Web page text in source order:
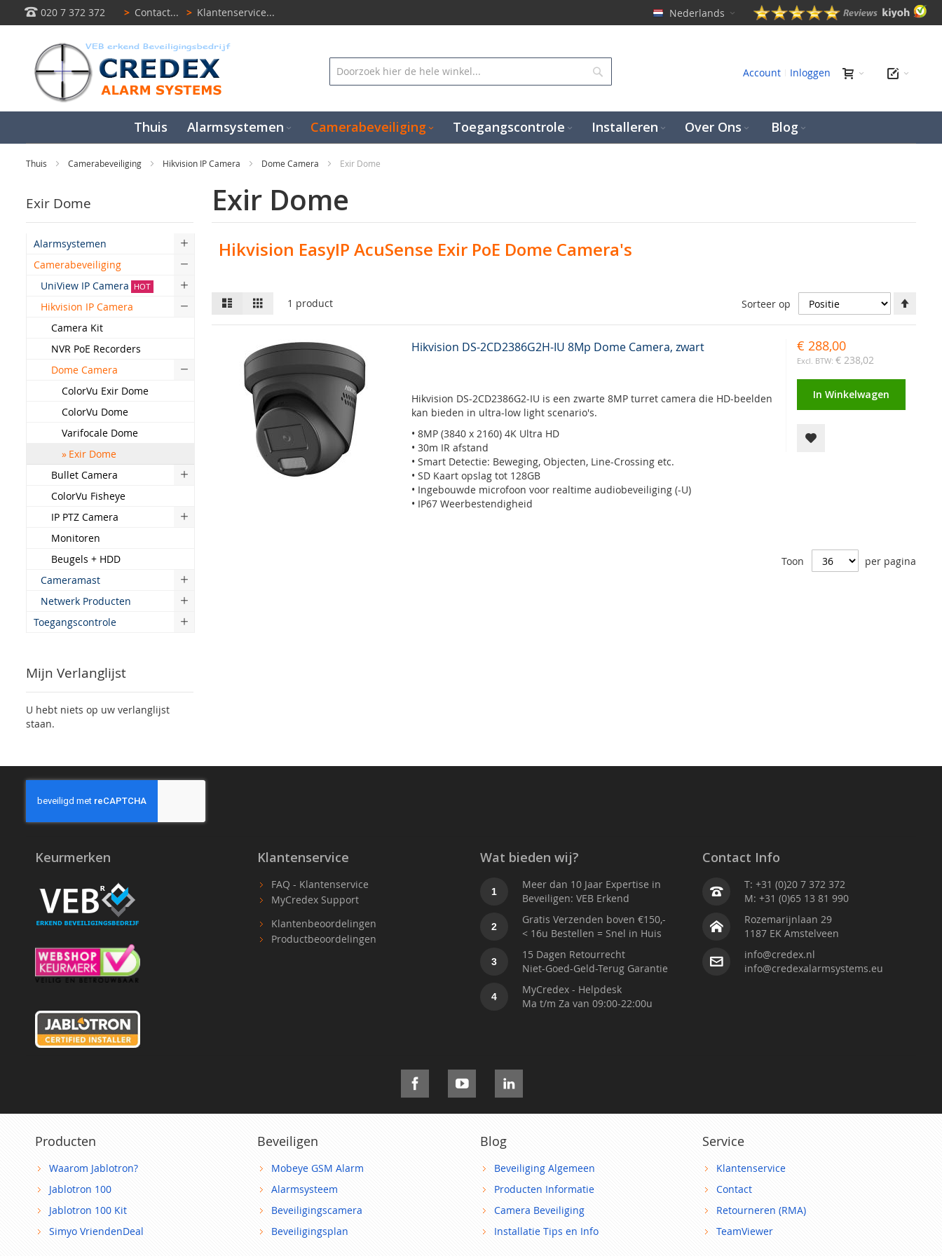
020 7 372 372 > Contact... > Klantenservice... Nederlands
Account Inloggen
Thuis Alarmsystemen Camerabeveiliging Toegangscontrole Installeren Over Ons Blog
Thuis Camerabeveiliging Hikvision IP Camera Dome Camera Exir Dome
Exir Dome
Hikvision EasyIP AcuSense Exir PoE Dome Camera's
Lijst Raster1 product Sorteer op
Hikvision DS-2CD2386G2H-IU 8Mp Dome Camera, zwart
Hikvision DS-2CD2386G2-IU is een zwarte 8MP turret camera die HD-beelden
kan bieden in ultra-low light scenario's.
• 8MP (3840 x 2160) 4K Ultra HD
• 30m IR afstand
• Smart Detectie: Beweging, Objecten, Line-Crossing etc.
• SD Kaart opslag tot 128GB
• Ingebouwde microfoon voor realtime audiobeveiliging (-U)
• IP67 Weerbestendigheid
€ 288,00
€ 238,02
In Winkelwagen
Toon per pagina
Exir Dome
Alarmsystemen
Camerabeveiliging
UniView IP Camera
HOT
Hikvision IP Camera
Camera Kit
NVR PoE Recorders
Dome Camera
ColorVu Exir Dome
ColorVu Dome
Varifocale Dome
Exir Dome
Bullet Camera
ColorVu Fisheye
IP PTZ Camera
Monitoren
Beugels + HDD
Cameramast
Netwerk Producten
Toegangscontrole
Mijn Verlanglijst
U hebt niets op uw verlanglijst
staan.
Keurmerken Klantenservice
FAQ - Klantenservice
MyCredex Support
Klantenbeoordelingen
Productbeoordelingen
Wat bieden wij?
1
Meer dan 10 Jaar Expertise in
Beveiligen: VEB Erkend
2
Gratis Verzenden boven €150,-
< 16u Bestellen = Snel in Huis
3
15 Dagen Retourrecht
Niet-Goed-Geld-Terug Garantie
4
MyCredex - Helpdesk
Ma t/m Za van 09:00-22:00u
Contact Info
T: +31 (0)20 7 372 372
M: +31 (0)65 13 81 990
Rozemarijnlaan 29
1187 EK Amstelveen
info@credex.nl
info@credexalarmsystems.eu
Producten
Waarom Jablotron?
Jablotron 100
Jablotron 100 Kit
Simyo VriendenDeal
Beveiligen
Mobeye GSM Alarm
Alarmsysteem
Beveiligingscamera
Beveiligingsplan
Blog
Beveiliging Algemeen
Producten Informatie
Camera Beveiliging
Installatie Tips en Info
Service
Klantenservice
Contact
Retourneren (RMA)
TeamViewer